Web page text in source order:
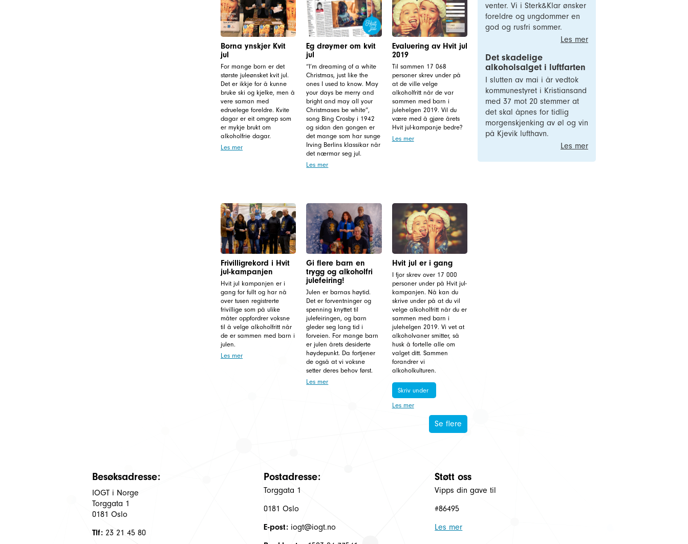
Borna ynskjer Kvit
jul
For mange born er det
største juleønsket kvit jul.
Det er ikkje for å kunne
bruke ski og kjelke, men å
vere saman med
edruelege foreldre. Kvite
dagar er eit omgrep som
er mykje brukt om
alkoholfrie dagar.
Les mer
Eg drøymer om kvit
jul
“I’m dreaming of a white
Christmas, just like the
ones I used to know. May
your days be merry and
bright and may all your
Christmases be white”,
song Bing Crosby i 1942
og sidan den gongen er
det mange som har sunge
Irving Berlins klassikar når
det nærmar seg jul.
Les mer
Evaluering av Hvit jul
2019
Til sammen 17 068
personer skrev under på
at de ville velge
alkoholfritt når de var
sammen med barn i
julehelgen 2019. Vil du
være med å gjøre årets
Hvit jul-kampanje bedre?
Les mer
Frivilligrekord i Hvit
jul-kampanjen
Hvit jul kampanjen er i
gang for fullt og har nå
over tusen registrerte
frivillige som på ulike
måter oppfordrer voksne
til å velge alkoholfritt når
de er sammen med barn i
julen.
Les mer
Gi flere barn en
trygg og alkoholfri
julefeiring!
Julen er barnas høytid.
Det er forventninger og
spenning knyttet til
julefeiringen, og barn
gleder seg lang tid i
forveien. For mange barn
er julen årets desiderte
høydepunkt. Da fortjener
de også at vi voksne
setter deres behov først.
Les mer
Hvit jul er i gang
I fjor skrev over 17 000
personer under på Hvit jul-
kampanjen. Nå kan du
skrive under på at du vil
velge alkoholfritt når du er
sammen med barn i
julehelgen 2019. Vi vet at
alkoholvaner smitter, så
husk å fortelle alle om
valget ditt. Sammen
forandrer vi
alkoholkulturen.
Skriv under
Les mer
Se flere
venter. Vi i Sterk&Klar ønsker
foreldre og ungdommer en
god og rusfri sommer.
Les mer
Det skadelige
alkoholsalget i luftfarten
I slutten av mai i år vedtok
kommunestyret i Kristiansand
med 37 mot 20 stemmer at
det skal åpnes for tidlig
morgenskjenking av øl og vin
på Kjevik lufthavn.
Les mer
Besøksadresse:
IOGT i Norge
Torggata 1
0181 Oslo
Tlf: 23 21 45 80
Postadresse:
Torggata 1
0181 Oslo
E-post:iogt@iogt.no
Støtt oss
Vipps din gave til
#86495
Les mer